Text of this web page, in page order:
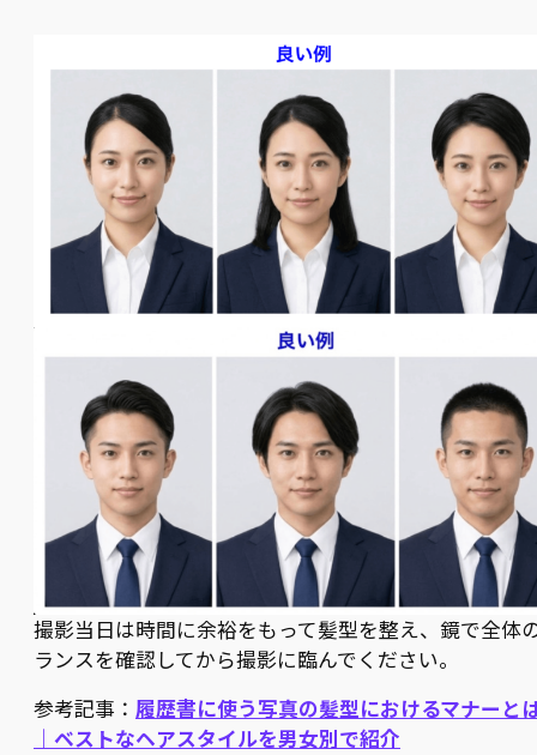
撮影当日は時間に余裕をもって髪型を整え、鏡で全体
ランスを確認してから撮影に臨んでください。
参考記事： 履歴書に使う写真の髪型におけるマナーと
｜ベストなヘアスタイルを男女別で紹介